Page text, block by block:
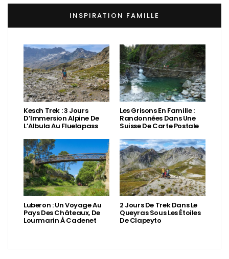
INSPIRATION FAMILLE
Kesch Trek : 3 Jours
D’Immersion Alpine De
L’Albula Au Fluelapass
Les Grisons En Famille :
Randonnées Dans Une
Suisse De Carte Postale
Luberon : Un Voyage Au
Pays Des Châteaux, De
Lourmarin À Cadenet
2 Jours De Trek Dans Le
Queyras Sous Les Étoiles
De Clapeyto